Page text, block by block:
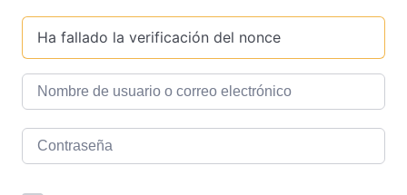
Ha fallado la verificación del nonce